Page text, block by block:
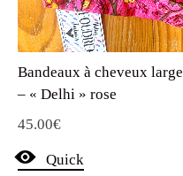
Bandeaux à cheveux large
– « Delhi » rose
45.00€
Quick